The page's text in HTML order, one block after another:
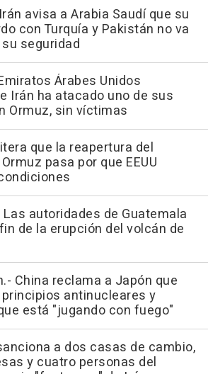
avisa a Arabia Saudí que su
con Turquía y Pakistán no va
seguridad
Árabes Unidos
Irán ha atacado uno de sus
Ormuz, sin víctimas
que la reapertura del
pasa por que EEUU
autoridades de Guatemala
de la erupción del volcán de
China reclama a Japón que
antinucleares y
está "jugando con fuego"
a dos casas de cambio,
y cuatro personas del